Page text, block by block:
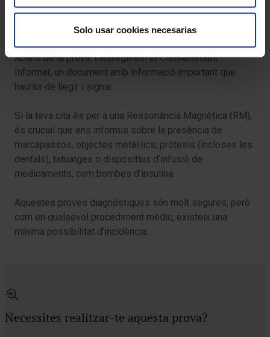
Solo usar cookies necesarias
Així podrem realitzar la preparació administrativa i clínica
Abans de la prova, t’entregarem el Consentiment
Informat, un document amb informació important que
hauràs de llegir i signar.
Si la teva cita és per a una Ressonància Magnètica (RM),
és crucial que ens informis sobre la presència de
marcapassos, objectes metàl·lics, pròtesis (incloses les
dentals), tatuatges o dispositius d’infusió de
medicaments, com bombes d’insulina.
Aquestes proves diagnòstiques són molt segures, però
com en qualsevol procediment mèdic, existeix una
mínima possibilitat d’incidència.
Necessites realitzar-te aquesta prova?